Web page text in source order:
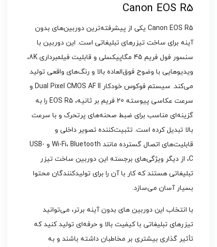
Canon EOS R5
Canon EOS R5 یکی از پیشرفته‌ترین دوربین‌های بدون
آینه برای ساخت تیزرهای تبلیغاتی است. این دوربین با
سنسور فول فریم 45 مگاپیکسلی و قابلیت فیلمبرداری 8K،
ویدیوهایی با وضوح فوق‌العاده بالا و رنگ‌های واقعی تولید
می‌کند. سیستم فوکوس خودکار Dual Pixel CMOS AF II و
سرعت عکاسی پیوسته 20 فریم بر ثانیه، EOS R5 را به
گزینه‌ای مناسب برای ضبط صحنه‌های پرتحرک و با سرعت
بالا تبدیل کرده است. تثبیت‌کننده تصویر داخلی و
قابلیت‌های اتصال گسترده مانند Wi-Fi، Bluetooth و USB-
C، از دیگر ویژگی‌های برجسته این دوربین ساخت تیزر
تبلیغاتی هستند که کار با آن را برای تولیدکنندگان محتوا
بسیار آسان می‌سازد.
با انتخاب این دوربین ‌های بدون آینه برتر، می‌توانید
تیزرهای تبلیغاتی با کیفیت بالا و حرفه‌ای تولید کنید که
تأثیر گذاری بیشتری بر مخاطبان داشته باشند و به